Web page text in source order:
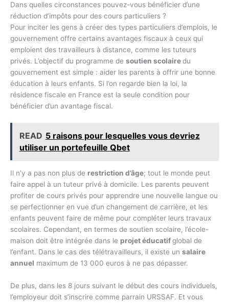
Dans quelles circonstances pouvez-vous bénéficier d’une
réduction d’impôts pour des cours particuliers ?
Pour inciter les gens à créer des types particuliers d’emplois, le
gouvernement offre certains avantages fiscaux à ceux qui
emploient des travailleurs à distance, comme les tuteurs
privés. L’objectif du programme de soutien scolairedu
gouvernement est simple : aider les parents à offrir une bonne
éducation à leurs enfants. Si l’on regarde bien la loi, la
résidence fiscale en France est la seule condition pour
bénéficier d’un avantage fiscal.
READ 5 raisons pour lesquelles vous devriez
utiliser un portefeuille Qbet
Il n’y a pas non plus de restriction d’âge; tout le monde peut
faire appel à un tuteur privé à domicile. Les parents peuvent
profiter de cours privés pour apprendre une nouvelle langue ou
se perfectionner en vue d’un changement de carrière, et les
enfants peuvent faire de même pour compléter leurs travaux
scolaires. Cependant, en termes de soutien scolaire, l’école-
maison doit être intégrée dans le projet éducatifglobal de
l’enfant. Dans le cas des télétravailleurs, il existe un salaire
annuel maximum de 13 000 euros à ne pas dépasser.
De plus, dans les 8 jours suivant le début des cours individuels,
l’employeur doit s’inscrire comme parrain URSSAF. Et vous